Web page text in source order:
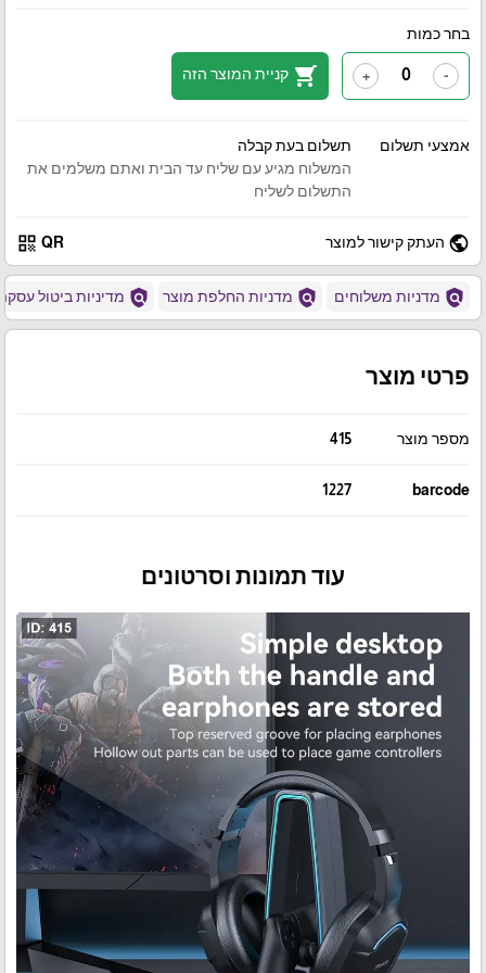
בחר כמות
-
+
shopping_cart קניית המוצר הזה
אמצעי תשלום
תשלום בעת קבלה
המשלוח מגיע עם שליח עד הבית ואתם משלמים את
התשלום לשליח
public העתק קישור למוצר QR
qr_code
policy מדניות משלוחים policy מדניות החלפת מוצר policy מדיניות ביטול
פרטי מוצר
מספר מוצר 415
barcode
1227
עוד תמונות וסרטונים